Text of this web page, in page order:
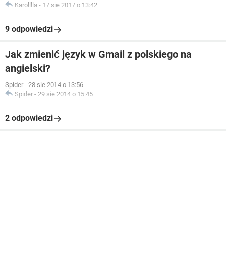
Karolllla - 17 sie 2017 o 13:42
9 odpowiedzi
Jak zmienić język w Gmail z polskiego na
angielski?
Spider - 28 sie 2014 o 13:56
Spider - 29 sie 2014 o 15:45
2 odpowiedzi